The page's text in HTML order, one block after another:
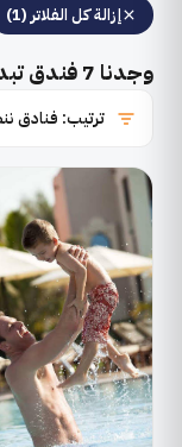
إزالة كل الفلاتر (1)
وجدنا 7فندق تبدأ